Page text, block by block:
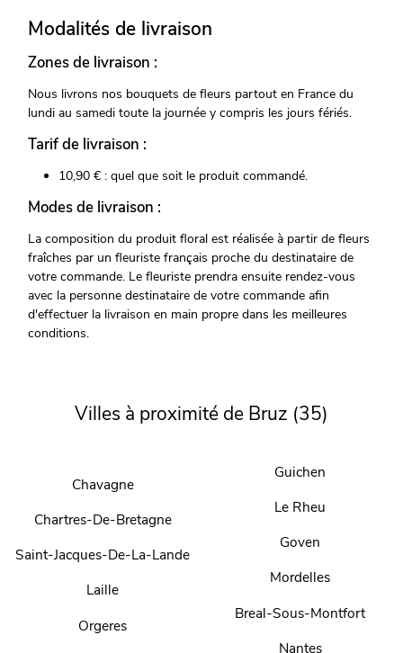
Modalités de livraison
Zones de livraison :
Nous livrons nos bouquets de fleurs partout en France du
lundi au samedi toute la journée y compris les jours fériés.
Tarif de livraison :
10,90 € : quel que soit le produit commandé.
Modes de livraison :
La composition du produit floral est réalisée à partir de fleurs
fraîches par un fleuriste français proche du destinataire de
votre commande. Le fleuriste prendra ensuite rendez-vous
avec la personne destinataire de votre commande afin
d'effectuer la livraison en main propre dans les meilleures
conditions.
Villes à proximité de Bruz (35)
Chavagne
Chartres-De-Bretagne
Saint-Jacques-De-La-Lande
Laille
Orgeres
Guichen
Le Rheu
Goven
Mordelles
Breal-Sous-Montfort
Nantes